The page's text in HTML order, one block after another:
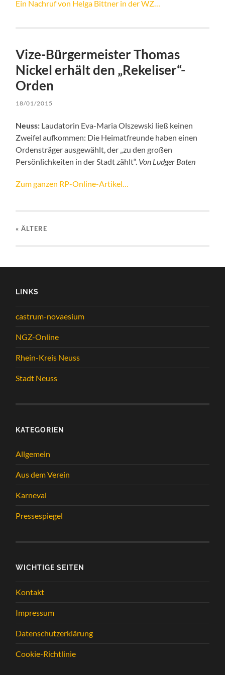
Ein Nachruf von Helga Bittner in der WZ…
Vize-Bürgermeister Thomas
Nickel erhält den „Rekeliser“-
Orden
18/01/2015
Neuss: Laudatorin Eva-Maria Olszewski ließ keinen
Zweifel aufkommen: Die Heimatfreunde haben einen
Ordensträger ausgewählt, der „zu den großen
Persönlichkeiten in der Stadt zählt“. Von Ludger Baten
Zum ganzen RP-Online-Artikel…
« ÄLTERE
LINKS
castrum-novaesium
NGZ-Online
Rhein-Kreis Neuss
Stadt Neuss
KATEGORIEN
Allgemein
Aus dem Verein
Karneval
Pressespiegel
WICHTIGE SEITEN
Kontakt
Impressum
Datenschutzerklärung
Cookie-Richtlinie